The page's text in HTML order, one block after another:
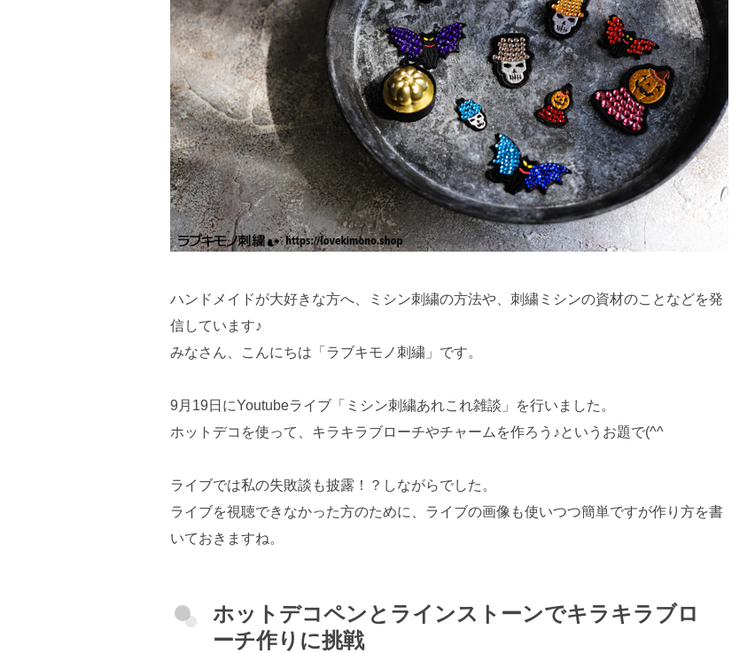
ハンドメイドが大好きな方へ、ミシン刺繍の方法や、刺繍ミシンの資材のことなどを発
信しています♪
みなさん、こんにちは「ラブキモノ刺繍」です。
9月19日にYoutubeライブ「ミシン刺繍あれこれ雑談」を行いました。
ホットデコを使って、キラキラブローチやチャームを作ろう♪というお題で(^^
ライブでは私の失敗談も披露！？しながらでした。
ライブを視聴できなかった方のために、ライブの画像も使いつつ簡単ですが作り方を書
いておきますね。
ホットデコペンとラインストーンでキラキラブロ
ーチ作りに挑戦